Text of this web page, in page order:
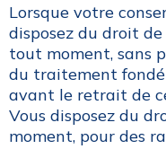
Lorsque votre
disposez du droit
tout moment, sans
du traitement
avant le retrait de
Vous disposez du
moment, pour des